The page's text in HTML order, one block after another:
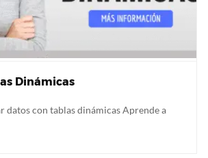
Dinámicas
datos con tablas dinámicas Aprende a